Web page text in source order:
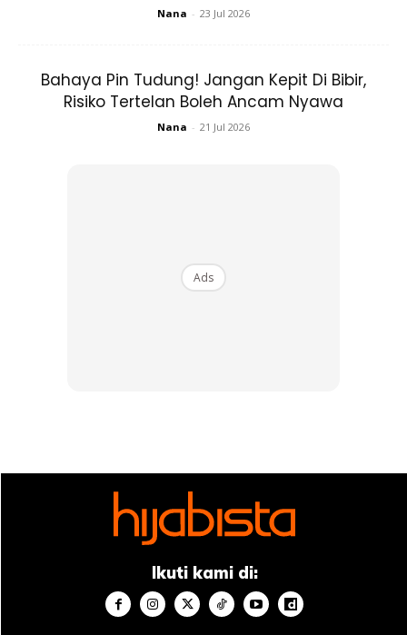
Foto: Ihsan IN.Deed Communications
Anda semua jangan lupa tonton okay! Selain itu, Hijabista
juga sempat bertanya beberapa soalan kepada Hanis
Zalikha tentang fesyen serta penghijrahannya. Jom ikuti
Nana - 23 Jul 2026
Bahaya Pin Tudung! Jangan Kepit Di Bibir,
Risiko Tertelan Boleh Ancam Nyawa
Nana - 21 Jul 2026
Ads
Ikuti kami di: